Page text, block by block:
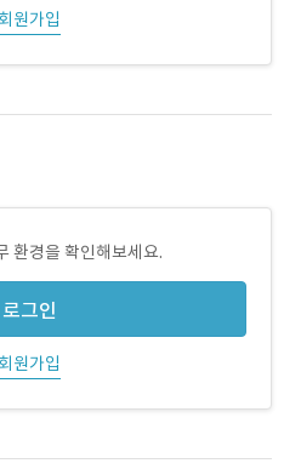
회원가입
환경을 확인해보세요.
로그인
회원가입